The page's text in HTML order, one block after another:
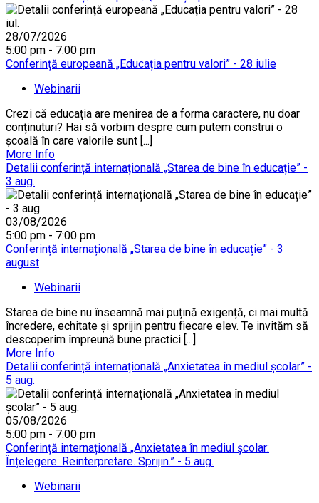
28/07/2026
5:00 pm - 7:00 pm
Conferință europeană „Educația pentru valori” - 28 iulie
Webinarii
Crezi că educația are menirea de a forma caractere, nu doar
conținuturi? Hai să vorbim despre cum putem construi o
școală în care valorile sunt [...]
More Info
Detalii conferință internațională „Starea de bine în educație” -
3 aug.
03/08/2026
5:00 pm - 7:00 pm
Conferință internațională „Starea de bine în educație” - 3
august
Webinarii
Starea de bine nu înseamnă mai puțină exigență, ci mai multă
încredere, echitate și sprijin pentru fiecare elev. Te invităm să
descoperim împreună bune practici [...]
More Info
Detalii conferință internațională „Anxietatea în mediul școlar” -
5 aug.
05/08/2026
5:00 pm - 7:00 pm
Conferință internațională „Anxietatea în mediul școlar:
Înțelegere. Reinterpretare. Sprijin.” - 5 aug.
Webinarii